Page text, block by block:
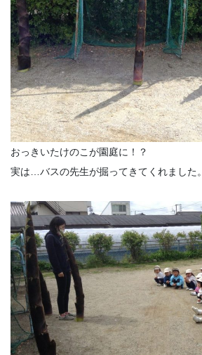
おっきいたけのこが園庭に！？
実は…バスの先生が掘ってきてくれました。